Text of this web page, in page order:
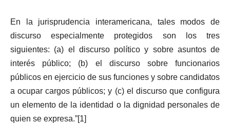
En la jurisprudencia interamericana, tales modos de
discurso especialmente protegidos son los tres
siguientes: (a) el discurso político y sobre asuntos de
interés público; (b) el discurso sobre funcionarios
públicos en ejercicio de sus funciones y sobre candidatos
a ocupar cargos públicos; y (c) el discurso que configura
un elemento de la identidad o la dignidad personales de
quien se expresa.”[1]